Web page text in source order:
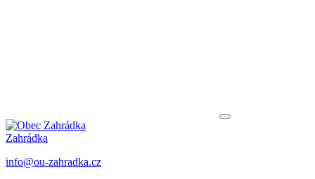
Zahrádka
info@ou-zahradka.cz